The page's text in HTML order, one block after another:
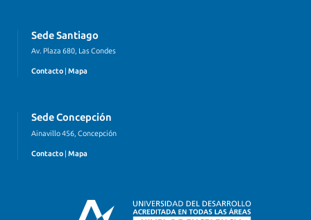
Sede Santiago
Av. Plaza 680, Las Condes
Contacto Mapa
Sede Concepción
Ainavillo 456, Concepción
Contacto Mapa